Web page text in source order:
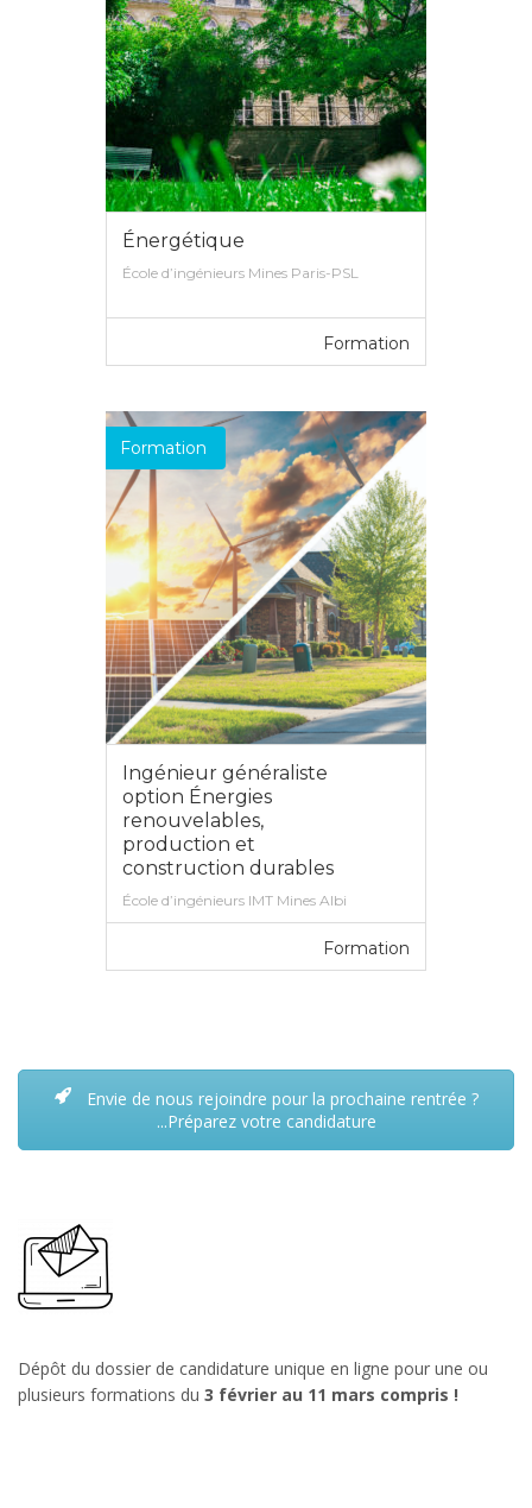
Énergétique
École d’ingénieurs Mines Paris-PSL
Formation
Formation
Ingénieur généraliste
option Énergies
renouvelables,
production et
construction durables
École d’ingénieurs IMT Mines Albi
Formation
Envie de nous rejoindre pour la prochaine rentrée ?
...Préparez votre candidature
Dépôt du dossier de candidature unique en ligne pour une ou
plusieurs formations du 3 février au 11 mars compris !